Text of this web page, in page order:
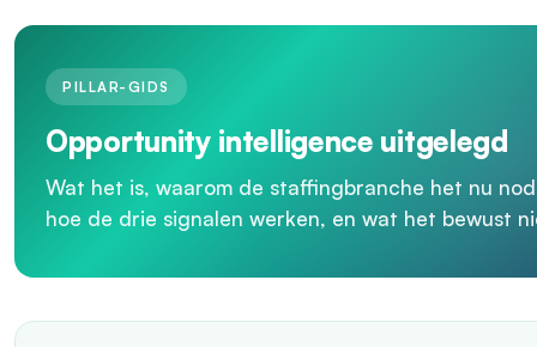
PILLAR-GIDS
Opportunity intelligence uitgelegd
Wat het is, waarom de staffingbranche het nu
hoe de drie signalen werken, en wat het bewust